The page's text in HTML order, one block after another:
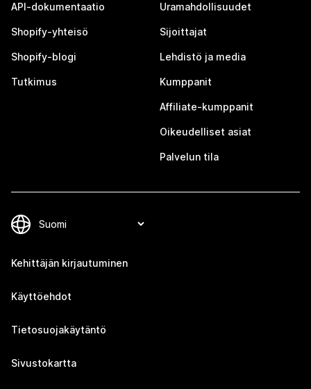
API-dokumentaatio
Shopify-yhteisö
Shopify-blogi
Tutkimus
Uramahdollisuudet
Sijoittajat
Lehdistö ja media
Kumppanit
Affiliate-kumppanit
Oikeudelliset asiat
Palvelun tila
Kehittäjän kirjautuminen
Käyttöehdot
Tietosuojakäytäntö
Sivustokartta